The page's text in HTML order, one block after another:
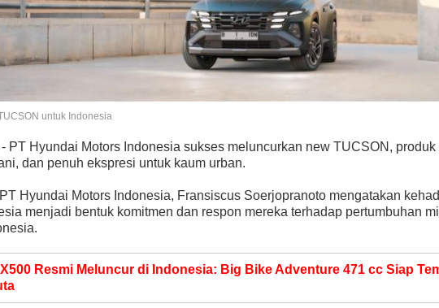
untuk Indonesia
PT Hyundai Motors Indonesia sukses meluncurkan new TUCSON, produk
dan penuh ekspresi untuk kaum urban.
Hyundai Motors Indonesia, Fransiscus Soerjopranoto mengatakan
menjadi bentuk komitmen dan respon mereka terhadap pertumbuhan
Resmi Meluncur di Indonesia: Big Bike Adventure 471 cc Siap